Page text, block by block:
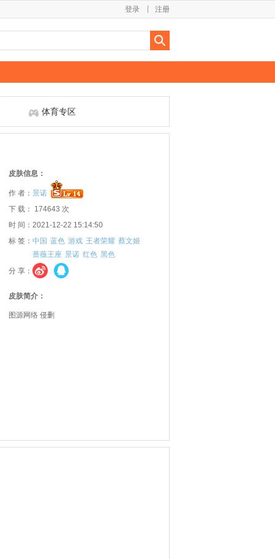
注册
登录
体育专区
皮肤信息：
作 者： 景诺
下 载： 174643 次
时 间：2021-12-22 15:14:50
标 签： 中国 蓝色 游戏 王者荣耀 蔡文姬
蔷薇王座 景诺 红色 黑色
分 享：
皮肤简介：
图源网络 侵删